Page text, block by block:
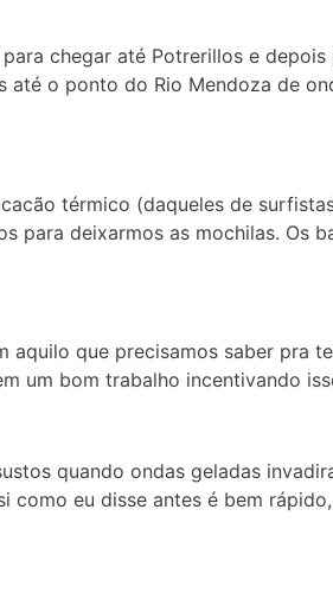
chegar até Potrerillos e
até o ponto do Rio Mendoza de
térmico (daqueles de
para deixarmos as mochilas. Os
que precisamos saber pra
um bom trabalho incentivando
quando ondas geladas
como eu disse antes é bem